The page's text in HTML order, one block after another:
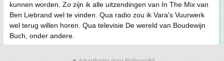
kunnen worden. Zo zijn ik alle uitzendingen van In The Mix van
Ben Liebrand wel te vinden. Qua radio zou ik Vara's Vuurwerk
wel terug willen horen. Qua televisie De wereld van Boudewijn
Buch, onder andere.